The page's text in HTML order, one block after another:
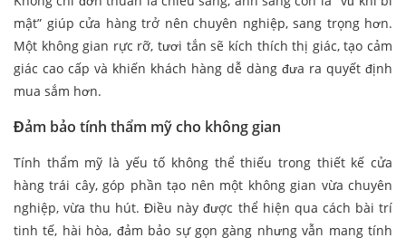
mật” giúp cửa hàng trở nên chuyên nghiệp, sang trọng hơn.
Một không gian rực rỡ, tươi tắn sẽ kích thích thị giác, tạo cảm
giác cao cấp và khiến khách hàng dễ dàng đưa ra quyết định
mua sắm hơn.
Đảm bảo tính thẩm mỹ cho không gian
Tính thẩm mỹ là yếu tố không thể thiếu trong thiết kế cửa
hàng trái cây, góp phần tạo nên một không gian vừa chuyên
nghiệp, vừa thu hút. Điều này được thể hiện qua cách bài trí
tinh tế, hài hòa, đảm bảo sự gọn gàng nhưng vẫn mang tính